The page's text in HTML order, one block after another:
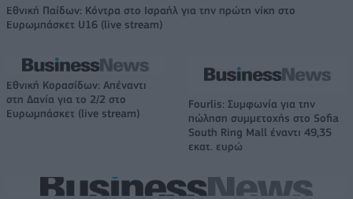
Εθνική Παίδων: Κόντρα στο Ισραήλ για την πρώτη νίκη στο
Ευρωμπάσκετ U16 (live stream)
Εθνική Κορασίδων: Απέναντι
στη Δανία για το 2/2 στο
Ευρωμπάσκετ (live stream)
Fourlis: Συμφωνία για την
πώληση συμμετοχής στο Sofia
South Ring Mall έναντι 49,35
εκατ. ευρώ